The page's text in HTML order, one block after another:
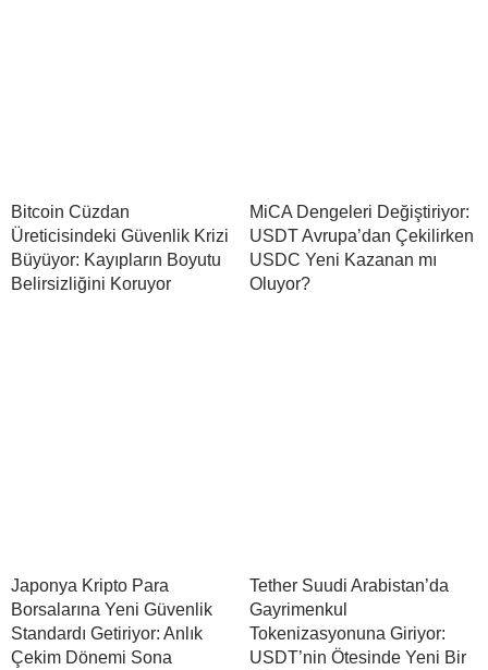
Bitcoin Cüzdan
Üreticisindeki Güvenlik Krizi
Büyüyor: Kayıpların Boyutu
Belirsizliğini Koruyor
MiCA Dengeleri Değiştiriyor:
USDT Avrupa’dan Çekilirken
USDC Yeni Kazanan mı
Oluyor?
Japonya Kripto Para
Borsalarına Yeni Güvenlik
Standardı Getiriyor: Anlık
Çekim Dönemi Sona
Tether Suudi Arabistan’da
Gayrimenkul
Tokenizasyonuna Giriyor:
USDT’nin Ötesinde Yeni Bir